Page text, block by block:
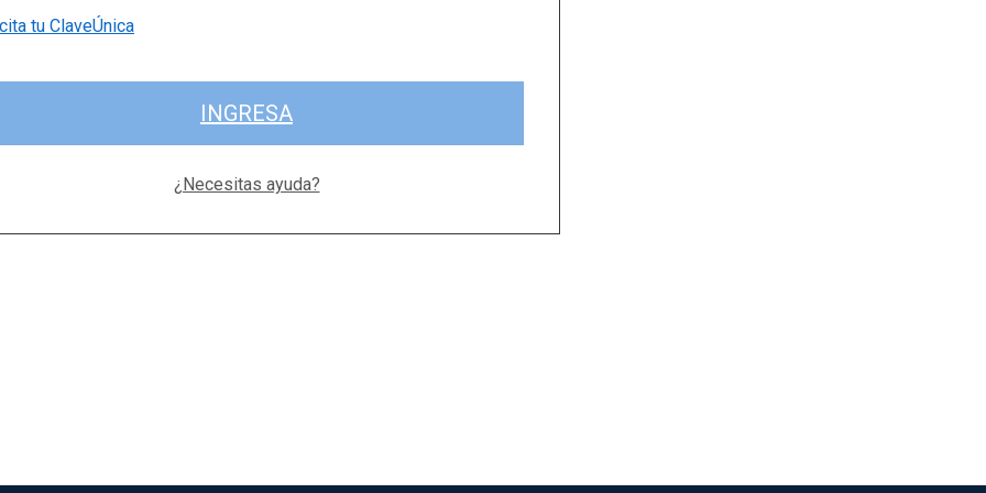
tu ClaveÚnica
INGRESA
¿Necesitas ayuda?